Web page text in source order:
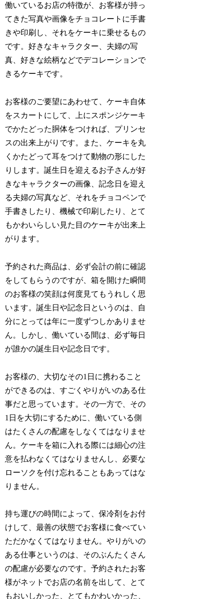
働いているお店の特徴が、お客様が持っ
てきた写真や画像をチョコレートに手書
きや印刷し、それをケーキに乗せるもの
です。好きなキャラクター、夫婦の写
真、好きな絵柄などでデコレーションで
きるケーキです。
お客様のご要望にあわせて、ケーキ自体
をスカートにして、上にスポンジケーキ
でかたどった胴体をつければ、プリンセ
スの出来上がりです。また、ケーキを丸
くかたどって耳をつけて動物の形にした
りします。誕生日を迎えるお子さんが好
きなキャラクターの画像、記念日を迎え
る夫婦の写真など、それをチョコペンで
手書きしたり、機械で印刷したり、とて
もかわいらしい見た目のケーキが出来上
がります。
予約された商品は、必ず会計の前に確認
をしてもらうのですが、箱を開けた瞬間
のお客様の笑顔は何度見てもうれしく思
います。誕生日や記念日というのは、自
分にとっては年に一度ずつしかありませ
ん。しかし、働いている間は、必ず毎日
が誰かの誕生日や記念日です。
お客様の、大切なその1日に携わること
ができるのは、すごくやりがいのある仕
事だと思っています。その一方で、その
1日を大切にするために、働いている側
はたくさんの配慮をしなくてはなりませ
ん。ケーキを箱に入れる際には細心の注
意を払わなくてはなりませんし、必要な
ローソクを付け忘れることもあってはな
りません。
持ち運びの時間によって、保冷剤をお付
けして、最善の状態でお客様に食べてい
ただかなくてはなりません。やりがいの
ある仕事というのは、そのぶんたくさん
の配慮が必要なのです。予約されたお客
様がネットでお店の名前を出して、とて
もおいしかった、とてもかわいかった、